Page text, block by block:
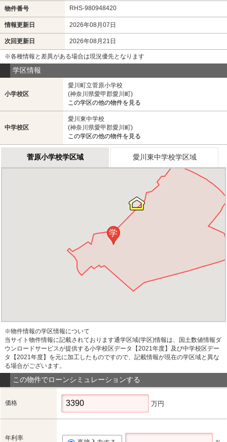
物件番号 RHS-980948420
情報更新日 2026年08月07日
次回更新日 2026年08月21日
※各種情報と差異がある場合は現況優先となります
学区情報
小学校区
愛川町立菅原小学校
(神奈川県愛甲郡愛川町)
この学区の他の物件を見る
中学校区
愛川東中学校
(神奈川県愛甲郡愛川町)
この学区の他の物件を見る
菅原小学校学区域 愛川東中学校学区域
学
※物件情報の学区情報について
当サイト物件情報に記載されております通学区域(学区)情報は、国土数値情報ダ
ウンロードサービスが提供する小学校区データ【2021年度】及び中学校区デー
タ【2021年度】を元に加工したものですので、記載情報が現在の学区域と異な
る場合がございます。
この物件でローンシミュレーションする
価格 万円
年利率